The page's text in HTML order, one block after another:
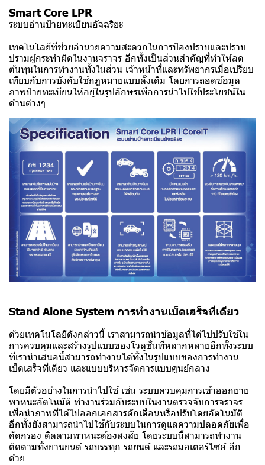
Smart Core LPR
ระบบอ่านป้ายทะเบียนอัจฉริยะ
เทคโนโลยีที่ช่วยอำนวยความสะดวกในการป้องปราบและปราบ
ปรามผู้กระทำผิดในงานจราจร อีกทั้งเป็นส่วนสำคัญที่ทำให้ลด
ต้นทุนในการทำงานทั้งในส่วน เจ้าหน้าที่และทรัพยากรเมื่อเปรียบ
เทียบกับการบังคับใช้กฎหมายแบบดั้งเดิม โดยการถอดข้อมูล
ภาพป้ายทะเบียนให้อยู่ในรูปอักษรเพื่อการนำไปใช้ประโยชน์ใน
ด้านต่างๆ
Stand Alone System การทำงานเบ็ดเสร็จที่เดียว
ด้วยเทคโนโลยีดังกล่าวนี้ เราสามารถนำข้อมูลที่ได้ไปปรับใช้ใน
การควบคุมและสร้างรูปแบบของโวลูชั่นที่หลากหลายอีกทั้งระบบ
ที่เรานำเสนอนี้สามารถทำงานได้ทั้งในรูปแบบของการทำงาน
เบ็ดเสร็จที่เดียว และแบบบริหารจัดการแบบศูนย์กลาง
โดยมีตัวอย่างในการนำไปใช้ เช่น ระบบควบคุมการเข้าออกยาย
พาหนะอัตโนมัติ ทำงานร่วมกับระบบในงานตรวจจับการจราจร
เพื่อนำภาพที่ได้ไปออกเอกสารตักเตือนหรือปรับโดยอัตโนมัติ
อีกทั้งยังสามารถนำไปใช้กับระบบในการดูแลความปลอดภัยเพื่อ
คัดกรอง ติดตามพาหนะต้องสงสัย โดยระบบนี้สามารถทำงาน
ติดตามทั้งยานยนต์ รถบรรทุก รถยนต์ และรถมอเตอร์ไซค์ อีก
ด้วย